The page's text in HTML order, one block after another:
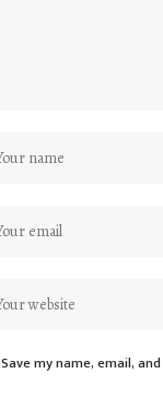
Save my name, email,